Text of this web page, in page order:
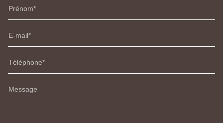
Prénom
E-mail
Téléphone
Message